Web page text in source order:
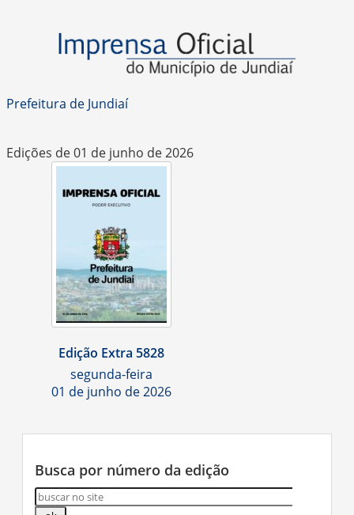
Prefeitura de Jundiaí
Edições de 01 de junho de 2026
Edição Extra 5828
segunda-feira
01 de junho de 2026
Busca por número da edição